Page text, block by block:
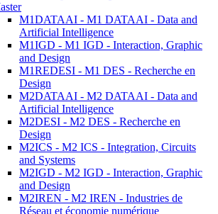
M1DATAAI - M1 DATAAI - Data and
Artificial Intelligence
M1IGD - M1 IGD - Interaction, Graphic
and Design
M1REDESI - M1 DES - Recherche en
Design
M2DATAAI - M2 DATAAI - Data and
Artificial Intelligence
M2DESI - M2 DES - Recherche en
Design
M2ICS - M2 ICS - Integration, Circuits
and Systems
M2IGD - M2 IGD - Interaction, Graphic
and Design
M2IREN - M2 IREN - Industries de
Réseau et économie numérique